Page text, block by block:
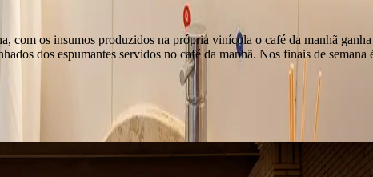
os insumos produzidos na própria vinícola o café da manhã
dos espumantes servidos no café da manhã. Nos finais de